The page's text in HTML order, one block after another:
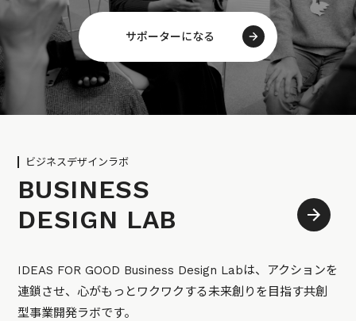
サポーターになる
ビジネスデザインラボ
BUSINESS
DESIGN LAB
IDEAS FOR GOOD Business Design Labは、アクションを
連鎖させ、心がもっとワクワクする未来創りを目指す共創
型事業開発ラボです。